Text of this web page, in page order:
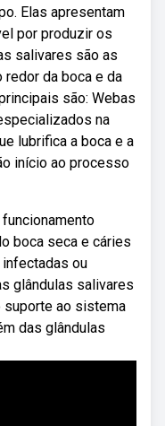
Elas apresentam
por produzir os
salivares são as
da boca e da
são: Webas
na
lubrifica a boca e a
início ao processo
boca seca e cáries
ou
glândulas salivares
suporte ao sistema
das glândulas